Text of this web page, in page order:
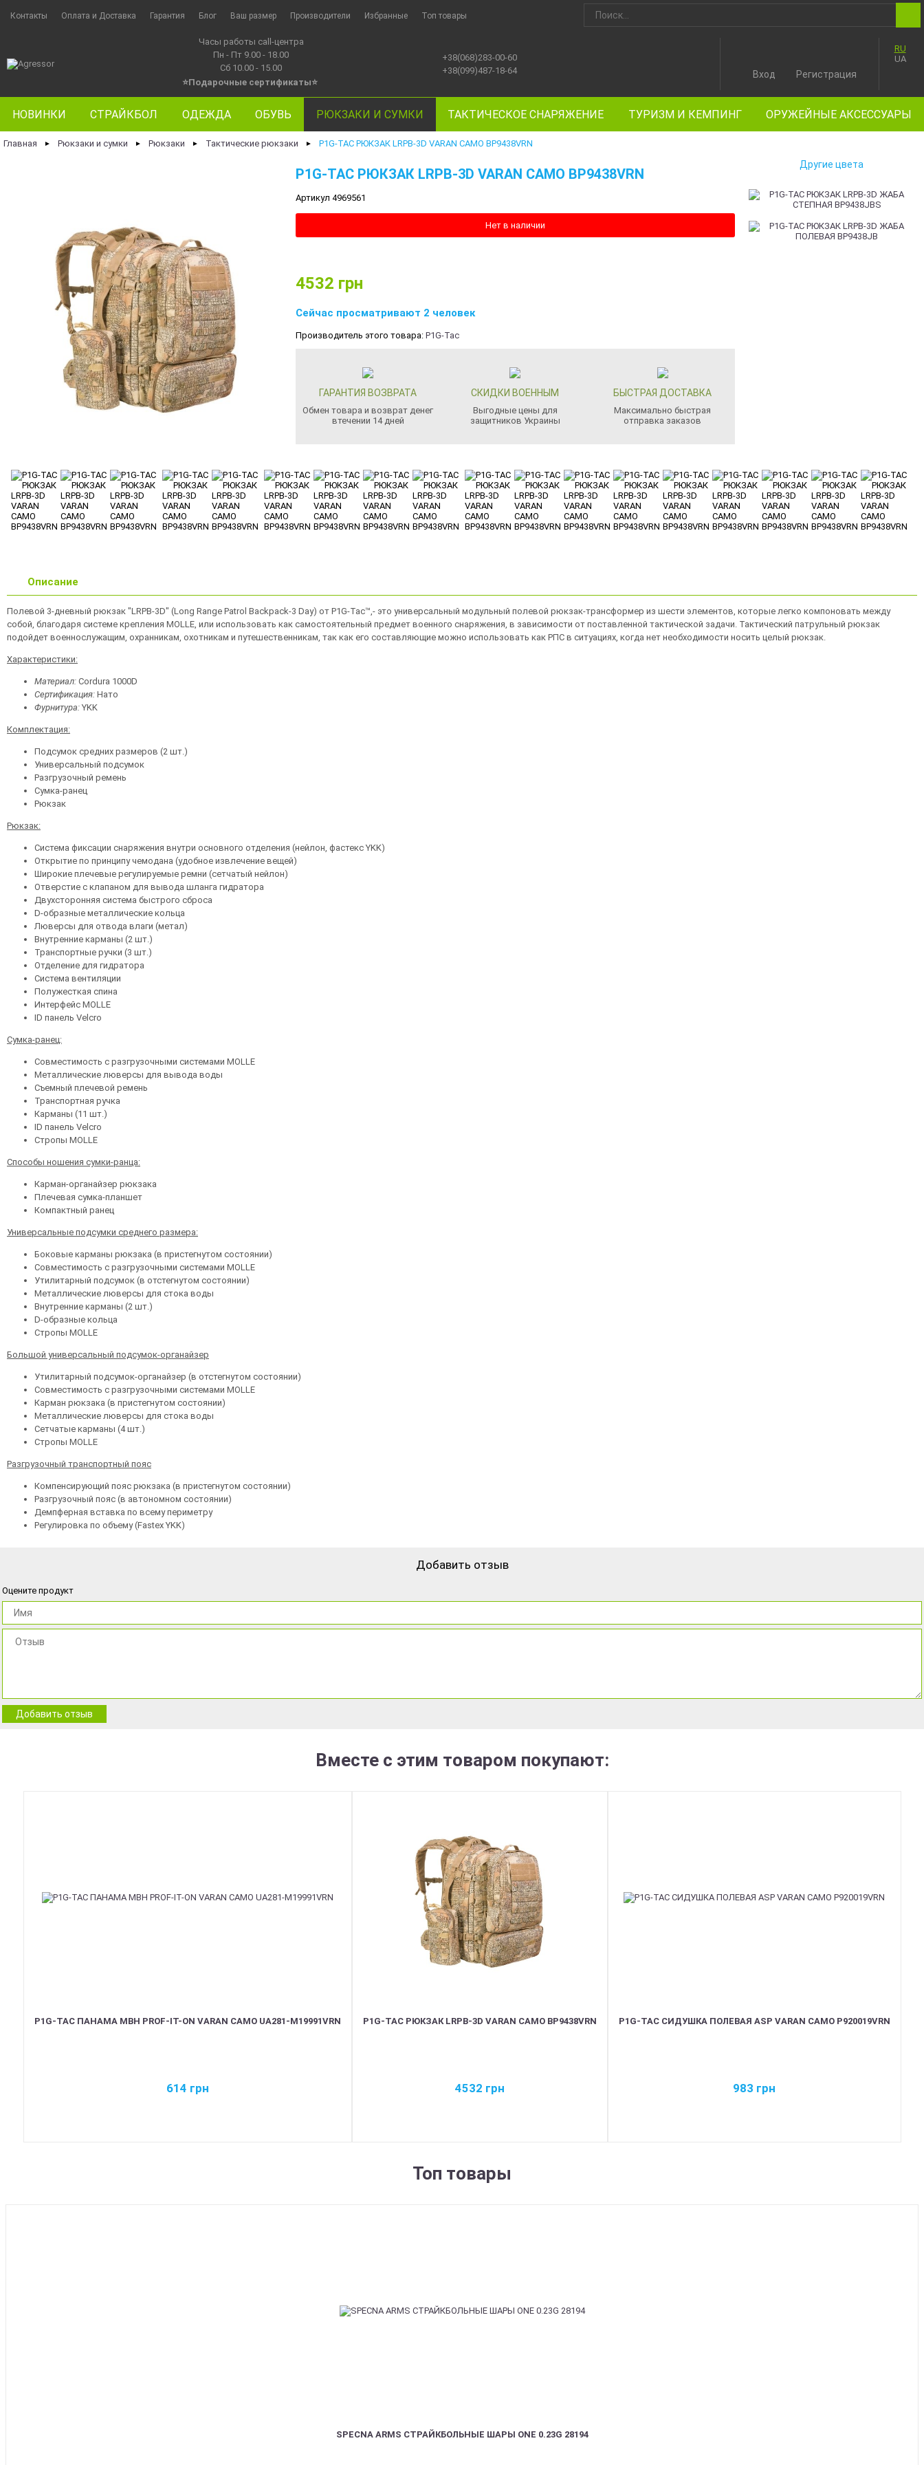
Контакты Оплата и Доставка Гарантия Блог Ваш размер Производители Избранные Топ товары
Часы работы call-центра
Пн - Пт 9.00 - 18.00
Сб 10.00 - 15.00
⭐Подарочные сертификаты⭐
+38(068)283-00-60
+38(099)487-18-64
RU
UA
Вход Регистрация
НОВИНКИ СТРАЙКБОЛ ОДЕЖДА ОБУВЬ РЮКЗАКИ И СУМКИ ТАКТИЧЕСКОЕ СНАРЯЖЕНИЕ ТУРИЗМ И КЕМПИНГ ОРУЖЕЙНЫЕ АКСЕССУАРЫ
Главная ► Рюкзаки и сумки ► Рюкзаки ► Тактические рюкзаки ► P1G-TAC РЮКЗАК LRPB-3D VARAN CAMO BP9438VRN
P1G-TAC РЮКЗАК LRPB-3D VARAN CAMO BP9438VRN
Артикул 4969561
Нет в наличии
4532 грн
Сейчас просматривают 2 человек
Производитель этого товара: P1G-Tac
ГАРАНТИЯ ВОЗВРАТА
Обмен товара и возврат денег
втечении 14 дней
СКИДКИ ВОЕННЫМ
Выгодные цены для
защитников Украины
БЫСТРАЯ ДОСТАВКА
Максимально быстрая
отправка заказов
Другие цвета
Описание
Полевой 3-дневный рюкзак "LRPB-3D" (Long Range Patrol Backpack-3 Day) от P1G-Tac™,- это универсальный модульный полевой рюкзак-трансформер из шести элементов, которые легко компоновать между
собой, благодаря системе крепления MOLLE, или использовать как самостоятельный предмет военного снаряжения, в зависимости от поставленной тактической задачи. Тактический патрульный рюкзак
подойдет военнослужащим, охранникам, охотникам и путешественникам, так как его составляющие можно использовать как РПС в ситуациях, когда нет необходимости носить целый рюкзак.
Характеристики:
Материал: Cordura 1000D
Сертификация: Нато
Фурнитура: YKK
Комплектация:
Подсумок средних размеров (2 шт.)
Универсальный подсумок
Разгрузочный ремень
Сумка-ранец
Рюкзак
Рюкзак:
Система фиксации снаряжения внутри основного отделения (нейлон, фастекс YKK)
Открытие по принципу чемодана (удобное извлечение вещей)
Широкие плечевые регулируемые ремни (сетчатый нейлон)
Отверстие с клапаном для вывода шланга гидратора
Двухсторонняя система быстрого сброса
D-образные металлические кольца
Люверсы для отвода влаги (метал)
Внутренние карманы (2 шт.)
Транспортные ручки (3 шт.)
Отделение для гидратора
Система вентиляции
Полужесткая спина
Интерфейс MOLLE
ID панель Velcro
Сумка-ранец:
Совместимость с разгрузочными системами MOLLE
Металлические люверсы для вывода воды
Съемный плечевой ремень
Транспортная ручка
Карманы (11 шт.)
ID панель Velcro
Стропы MOLLE
Способы ношения сумки-ранца:
Карман-органайзер рюкзака
Плечевая сумка-планшет
Компактный ранец
Универсальные подсумки среднего размера:
Боковые карманы рюкзака (в пристегнутом состоянии)
Совместимость с разгрузочными системами MOLLE
Утилитарный подсумок (в отстегнутом состоянии)
Металлические люверсы для стока воды
Внутренние карманы (2 шт.)
D-образные кольца
Стропы MOLLE
Большой универсальный подсумок-органайзер
Утилитарный подсумок-органайзер (в отстегнутом состоянии)
Совместимость с разгрузочными системами MOLLE
Карман рюкзака (в пристегнутом состоянии)
Металлические люверсы для стока воды
Сетчатые карманы (4 шт.)
Стропы MOLLE
Разгрузочный транспортный пояс
Компенсирующий пояс рюкзака (в пристегнутом состоянии)
Разгрузочный пояс (в автономном состоянии)
Демпферная вставка по всему периметру
Регулировка по объему (Fastex YKK)
Добавить отзыв
Оцените продукт
Добавить отзыв
Вместе с этим товаром покупают:
P1G-TAC ПАНАМА MBH PROF-IT-ON VARAN CAMO UA281-M19991VRN
614 грн
P1G-TAC РЮКЗАК LRPB-3D VARAN CAMO BP9438VRN
4532 грн
P1G-TAC СИДУШКА ПОЛЕВАЯ ASP VARAN CAMO P920019VRN
983 грн
Топ товары
SPECNA ARMS СТРАЙКБОЛЬНЫЕ ШАРЫ ONE 0.23G 28194